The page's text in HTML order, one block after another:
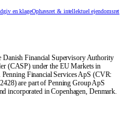
en klageOphavsret & intellektuel ejendomsret
Danish Financial Supervisory Authority
(CASP) under the EU Markets in
Financial Services ApS (CVR:
are part of Penning Group ApS
incorporated in Copenhagen, Denmark.